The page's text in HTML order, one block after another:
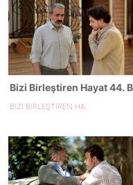
Bizi Birleştiren Hayat 44.
BİZİ BİRLEŞTİREN HAYAT